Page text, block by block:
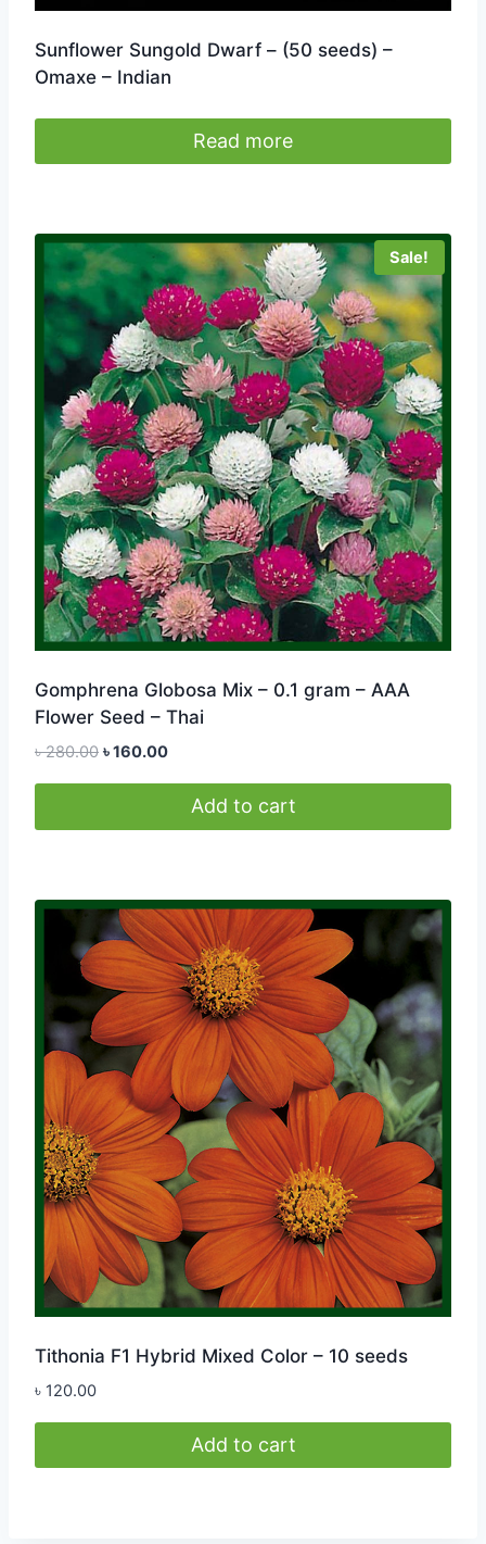
Sunflower Sungold Dwarf – (50 seeds) –
Omaxe – Indian
Read more
Sale!
Gomphrena Globosa Mix – 0.1 gram – AAA
Flower Seed – Thai
৳280.00 Original
৳ 280.00.
৳160.00Current
৳ 160.00.
Add to cart
Tithonia F1 Hybrid Mixed Color – 10 seeds
৳ 120.00
Add to cart